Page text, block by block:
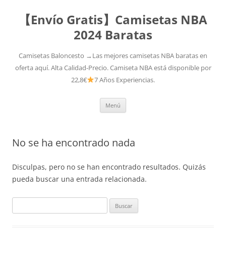
【Envío Gratis】Camisetas NBA
2024 Baratas
Camisetas Baloncesto →Las mejores camisetas NBA baratas en
oferta aquí. Alta Calidad-Precio. Camiseta NBA está disponible por
22,8€
7 Años Experiencias.
Menú
No se ha encontrado nada
Disculpas, pero no se han encontrado resultados. Quizás
pueda buscar una entrada relacionada.